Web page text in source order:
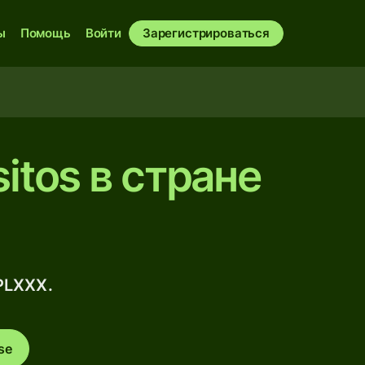
Помощь Войти Зарегистрироваться
в стране